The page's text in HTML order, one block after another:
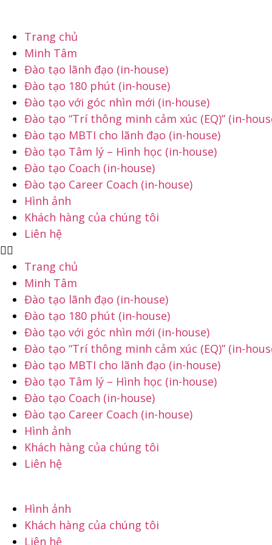
nội
dung
Trang chủ
Minh Tâm
Đào tạo lãnh đạo (in-house)
Đào tạo 180 phút (in-house)
Đào tạo với góc nhìn mới (in-house)
Đào tạo “Trí thông minh cảm xúc (EQ)” (in-
Đào tạo MBTI cho lãnh đạo (in-house)
Đào tạo Tâm lý – Hình học (in-house)
Đào tạo Coach (in-house)
Đào tạo Career Coach (in-house)
Hình ảnh
Khách hàng của chúng tôi
Liên hệ
Trang chủ
Minh Tâm
Đào tạo lãnh đạo (in-house)
Đào tạo 180 phút (in-house)
Đào tạo với góc nhìn mới (in-house)
Đào tạo “Trí thông minh cảm xúc (EQ)” (in-
Đào tạo MBTI cho lãnh đạo (in-house)
Đào tạo Tâm lý – Hình học (in-house)
Đào tạo Coach (in-house)
Đào tạo Career Coach (in-house)
Hình ảnh
Khách hàng của chúng tôi
Liên hệ
Hình ảnh
Khách hàng của chúng tôi
Liên hệ